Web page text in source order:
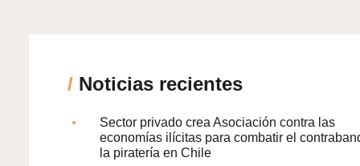
/ Noticias recientes
Sector privado crea Asociación contra las
economías ilícitas para combatir el
la piratería en Chile